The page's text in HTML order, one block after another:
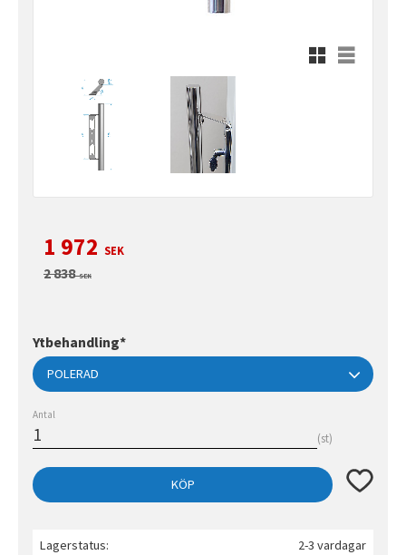
Rutnätsvy
Listvy
Nedsatt pris:
1 972 SEK
Ordinarie pris:
2 838SEK
Ytbehandling*
Antal
st
KÖP Lägg till
Lagerstatus
2-3 vardagar